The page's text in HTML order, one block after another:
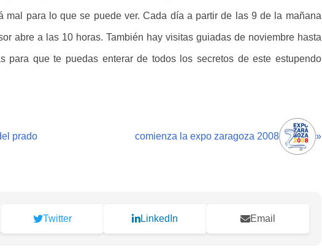
mal para lo que se puede ver. Cada día a partir de las 9 de la mañana
abre a las 10 horas. También hay visitas guiadas de noviembre hasta
para que te puedas enterar de todos los secretos de este estupendo
prado comienza la expo zaragoza 2008 »
Twitter LinkedIn Email